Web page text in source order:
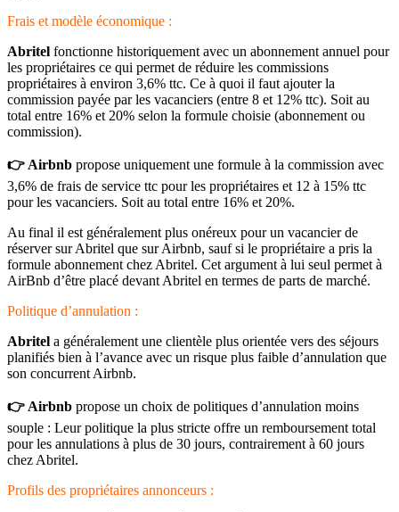
Frais et modèle économique :
Abritel fonctionne historiquement avec un abonnement annuel pour
les propriétaires ce qui permet de réduire les commissions
propriétaires à environ 3,6% ttc. Ce à quoi il faut ajouter la
commission payée par les vacanciers (entre 8 et 12% ttc). Soit au
total entre 16% et 20% selon la formule choisie (abonnement ou
commission).
👉 Airbnb propose uniquement une formule à la commission avec
3,6% de frais de service ttc pour les propriétaires et 12 à 15% ttc
pour les vacanciers. Soit au total entre 16% et 20%.
Au final il est généralement plus onéreux pour un vacancier de
réserver sur Abritel que sur Airbnb, sauf si le propriétaire a pris la
formule abonnement chez Abritel. Cet argument à lui seul permet à
AirBnb d’être placé devant Abritel en termes de parts de marché.
Politique d’annulation :
Abritel a généralement une clientèle plus orientée vers des séjours
planifiés bien à l’avance avec un risque plus faible d’annulation que
son concurrent Airbnb.
👉 Airbnb propose un choix de politiques d’annulation moins
souple : Leur politique la plus stricte offre un remboursement total
pour les annulations à plus de 30 jours, contrairement à 60 jours
chez Abritel.
Profils des propriétaires annonceurs :